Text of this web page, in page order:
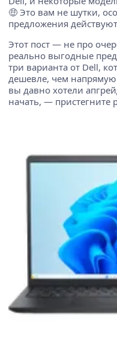
🤑 Это вам не шутки,
предложения
Этот пост — не про
реально выгодные
три варианта от Dell,
дешевле, чем напрямую
вы давно хотели
начать, — пристегните